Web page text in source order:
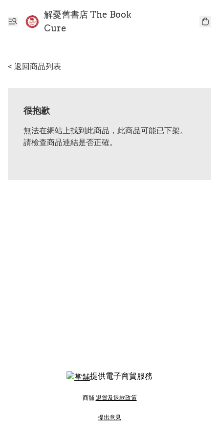
解憂舊書店 The Book
Cure
< 返回商品列表
很抱歉
無法在網站上找到此商品，此商品可能已下架。
請檢查商品連結是否正確。
提供電子商貿服務
商舖 退貨及退款政策
提出意見